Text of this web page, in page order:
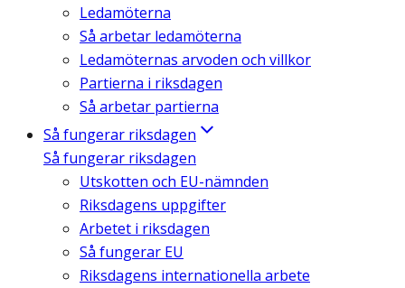
Ledamöterna
Så arbetar ledamöterna
Ledamöternas arvoden och villkor
Partierna i riksdagen
Så arbetar partierna
Så fungerar riksdagen
Så fungerar riksdagen
Utskotten och EU-nämnden
Riksdagens uppgifter
Arbetet i riksdagen
Så fungerar EU
Riksdagens internationella arbete